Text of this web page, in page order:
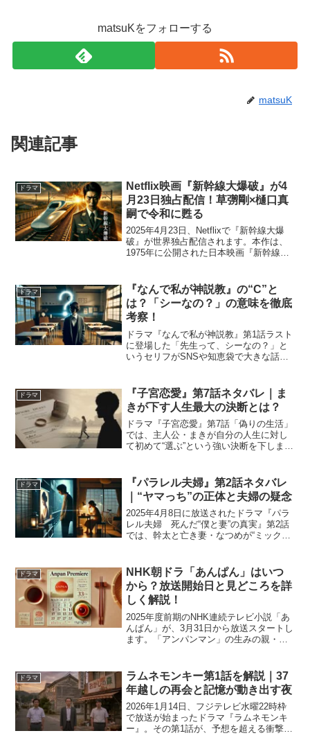
matsuKをフォローする
matsuK
関連記事
ドラマ
Netflix映画『新幹線大爆破』が4
月23日独占配信！草彅剛×樋口真
嗣で令和に甦る
2025年4月23日、Netflixで『新幹線大爆
破』が世界独占配信されます。本作は、
1975年に公開された日本映画『新幹線大
ラ』『日本沈没』などで知られる樋口真
嗣氏、主...
ドラマ
『なんで私が神説教』の“C”と
は？「シーなの？」の意味を徹底
考察！
ドラマ『なんで私が神説教』第1話ラスト
に登場した「先生って、シーなの？」と
いうセリフがSNSや知恵袋で大きな話題
れていないものの、視聴者の間ではさま
ざまな考察が飛...
ドラマ
『子宮恋愛』第7話ネタバレ｜ま
きが下す人生最大の決断とは？
ドラマ『子宮恋愛』第7話「偽りの生活」
では、主人公・まきが自分の人生に対し
て初めて“選ぶ”という強い決断を下しま
の過程が丁寧に描かれた今回。まきが涙
の中で手にした「自...
ドラマ
『パラレル夫婦』第2話ネタバレ
｜“ヤマっち”の正体と夫婦の疑念
2025年4月8日に放送されたドラマ『パラ
レル夫婦 死んだ“僕と妻”の真実』第2話
では、幹太と亡き妻・なつめが“ミックス
惑がさらに深まり、謎の存在“ヤマっち”の
正体が...
ドラマ
NHK朝ドラ「あんぱん」はいつ
から？放送開始日と見どころを詳
しく解説！
2025年度前期のNHK連続テレビ小説「あ
んぱん」が、3月31日から放送スタートし
ます。「アンパンマン」の生みの親・や
にも注目が集まっています。この記事で
は、ドラマ「あ...
ドラマ
ラムネモンキー第1話を解説｜37
年越しの再会と記憶が動き出す夜
2026年1月14日、フジテレビ水曜22時枠
で放送が始まったドラマ『ラムネモンキ
ー』。その第1話が、予想を超える衝撃と